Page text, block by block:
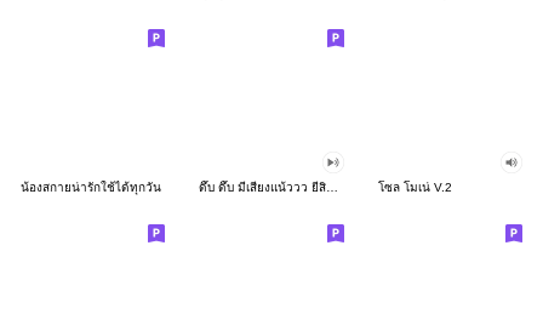
น้องสกายน่ารักใช้ได้ทุกวัน ดึ๊บ ดึ๊บ มีเสียงแน้ววว ยี่สิบสอง โซล โมเน่ V.2